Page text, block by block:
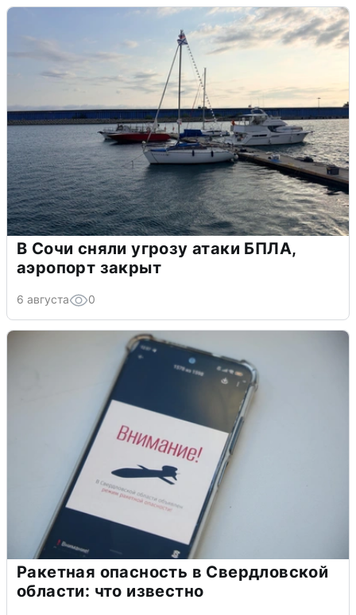
В Сочи сняли угрозу атаки БПЛА,
аэропорт закрыт
6 августа 0
Ракетная опасность в Свердловской
области: что известно